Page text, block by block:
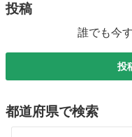
投稿
誰でも今
投
都道府県で検索